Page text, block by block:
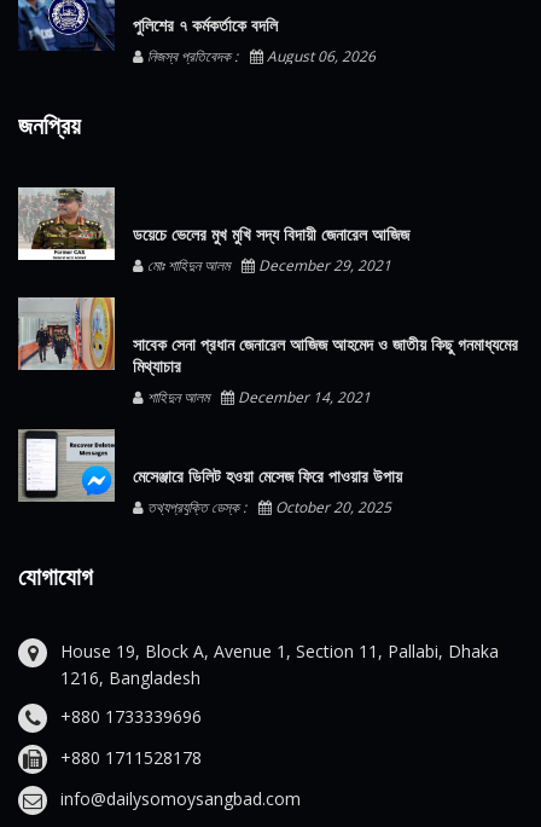
পুলিশের ৭ কর্মকর্তাকে বদলি
নিজস্ব প্রতিবেদক : August 06, 2026
জনপ্রিয়
ডয়েচে ভেলের মুখ মুখি সদ্য বিদায়ী জেনারেল আজিজ
মোঃ শাহিদুন আলম December 29, 2021
সাবেক সেনা প্রধান জেনারেল আজিজ আহমেদ ও জাতীয় কিছু গনমাধ্যমের
মিথ্যাচার
শাহিদুন আলম December 14, 2021
মেসেঞ্জারে ডিলিট হওয়া মেসেজ ফিরে পাওয়ার উপায়
তথ্যপ্রযুক্তি ডেস্ক : October 20, 2025
যোগাযোগ
House 19, Block A, Avenue 1, Section 11, Pallabi, Dhaka
1216, Bangladesh
+880 1733339696
+880 1711528178
info@dailysomoysangbad.com